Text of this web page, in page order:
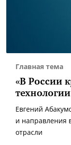
Главная тема
«В России
Евгений
и направления
отрасли